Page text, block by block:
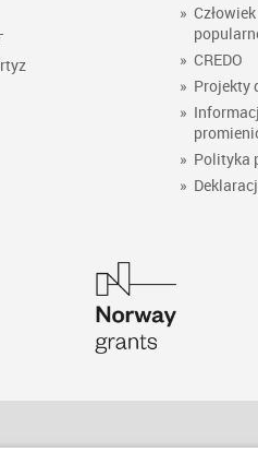
»
» CREDO
» Projekty
»
» Polityka
»